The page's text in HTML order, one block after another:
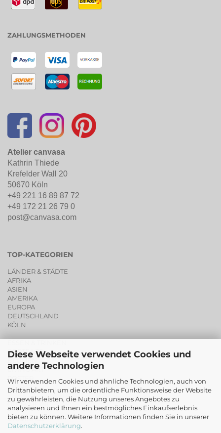
Diese Webseite verwendet Cookies und
andere Technologien
Wir verwenden Cookies und ähnliche Technologien, auch von
Drittanbietern, um die ordentliche Funktionsweise der Website
zu gewährleisten, die Nutzung unseres Angebotes zu
analysieren und Ihnen ein bestmögliches Einkaufserlebnis
bieten zu können. Weitere Informationen finden Sie in unserer
Datenschutzerklärung.
ZAHLUNGSMETHODEN
Atelier canvasa
Kathrin Thiede
Krefelder Wall 20
50670 Köln
+49 221 16 89 87 72
+49 172 21 26 79 0
post@canvasa.com
TOP-KATEGORIEN
LÄNDER & STÄDTE
AFRIKA
ASIEN
AMERIKA
EUROPA
DEUTSCHLAND
KÖLN
PORTRAITS
BLUMEN
LIVING ART
POSTER
SALE
GUTSCHEINE
ORIGINALE